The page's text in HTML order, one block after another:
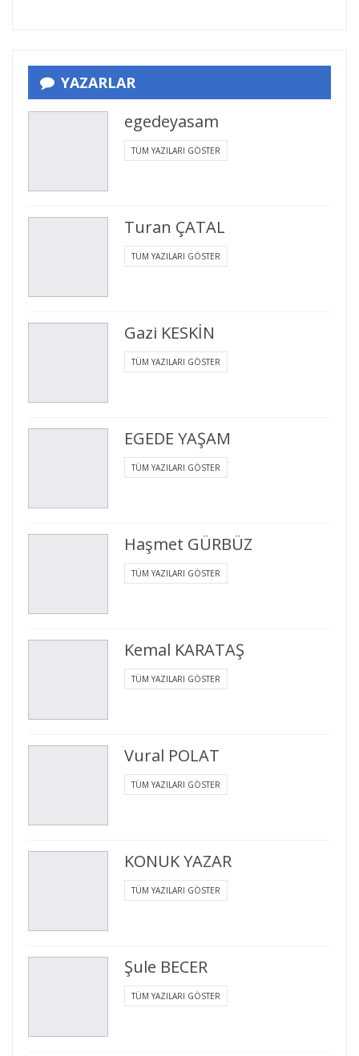
YAZARLAR
egedeyasam
TÜM YAZILARI GÖSTER
Turan ÇATAL
TÜM YAZILARI GÖSTER
Gazi KESKİN
TÜM YAZILARI GÖSTER
EGEDE YAŞAM
TÜM YAZILARI GÖSTER
Haşmet GÜRBÜZ
TÜM YAZILARI GÖSTER
Kemal KARATAŞ
TÜM YAZILARI GÖSTER
Vural POLAT
TÜM YAZILARI GÖSTER
KONUK YAZAR
TÜM YAZILARI GÖSTER
Şule BECER
TÜM YAZILARI GÖSTER